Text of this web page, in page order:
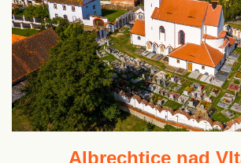
Albrechtice nad